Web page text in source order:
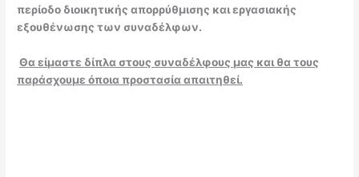
περίοδο διοικητικής απορρύθμισης και εργασιακής
εξουθένωσης των συναδέλφων.
Θα είμαστε δίπλα στους συναδέλφους μας και θα τους
παράσχουμε όποια προστασία απαιτηθεί.